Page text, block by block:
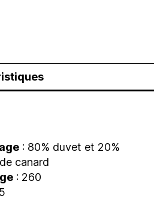
: 80% duvet et 20%
canard
: 260